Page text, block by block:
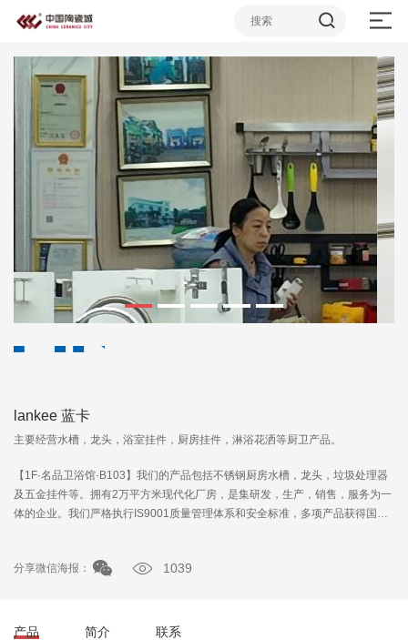
lankee 蓝卡
主要经营水槽，龙头，浴室挂件，厨房挂件，淋浴花洒等厨卫产品。
【1F·名品卫浴馆·B103】我们的产品包括不锈钢厨房水槽，龙头，垃圾处理器
及五金挂件等。拥有2万平方米现代化厂房，是集研发，生产，销售，服务为一
体的企业。我们严格执行IS9001质量管理体系和安全标准，多项产品获得国家
分享微信海报： 1039
产品 简介 联系